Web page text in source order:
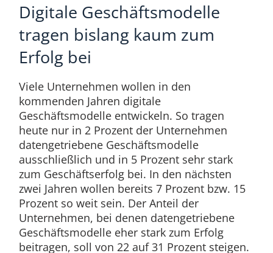
Digitale Geschäftsmodelle
tragen bislang kaum zum
Erfolg bei
Viele Unternehmen wollen in den
kommenden Jahren digitale
Geschäftsmodelle entwickeln. So tragen
heute nur in 2 Prozent der Unternehmen
datengetriebene Geschäftsmodelle
ausschließlich und in 5 Prozent sehr stark
zum Geschäftserfolg bei. In den nächsten
zwei Jahren wollen bereits 7 Prozent bzw. 15
Prozent so weit sein. Der Anteil der
Unternehmen, bei denen datengetriebene
Geschäftsmodelle eher stark zum Erfolg
beitragen, soll von 22 auf 31 Prozent steigen.